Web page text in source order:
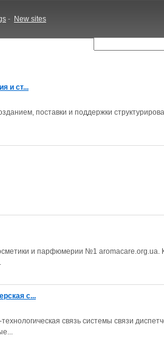
- New sites
и ст...
поставки и поддержки
и парфюмерии №1 aromacare.org.ua.
с...
связь системы связи